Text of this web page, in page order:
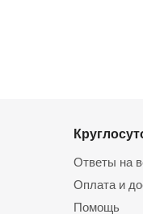
Ответы на
Оплата и
Помощь